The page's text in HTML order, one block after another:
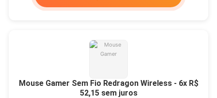
Mouse Gamer Sem Fio Redragon Wireless - 6x R$
52,15 sem juros